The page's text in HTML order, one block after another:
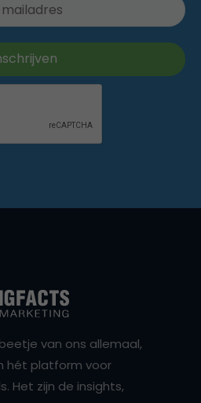
van ons allemaal,
hét platform voor
Het zijn de insights,